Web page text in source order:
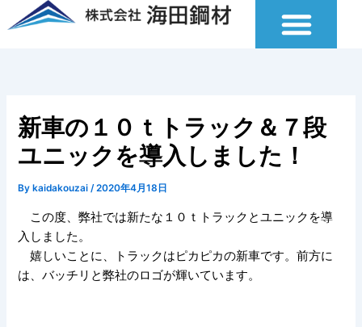
容
新車の１０ｔトラック＆７段
ユニックを導入しました！
By kaidakouzai/2020年4月18日
この度、弊社では新たな１０ｔトラックとユニックを導
入しました。
嬉しいことに、トラックはピカピカの新車です。前方に
は、バッチリと弊社のロゴが輝いています。